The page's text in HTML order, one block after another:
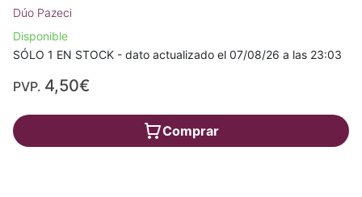
Dúo Pazeci
Disponible
SÓLO 1 EN STOCK - dato actualizado el 07/08/26 a las 23:03
PVP. 4,50€
Comprar